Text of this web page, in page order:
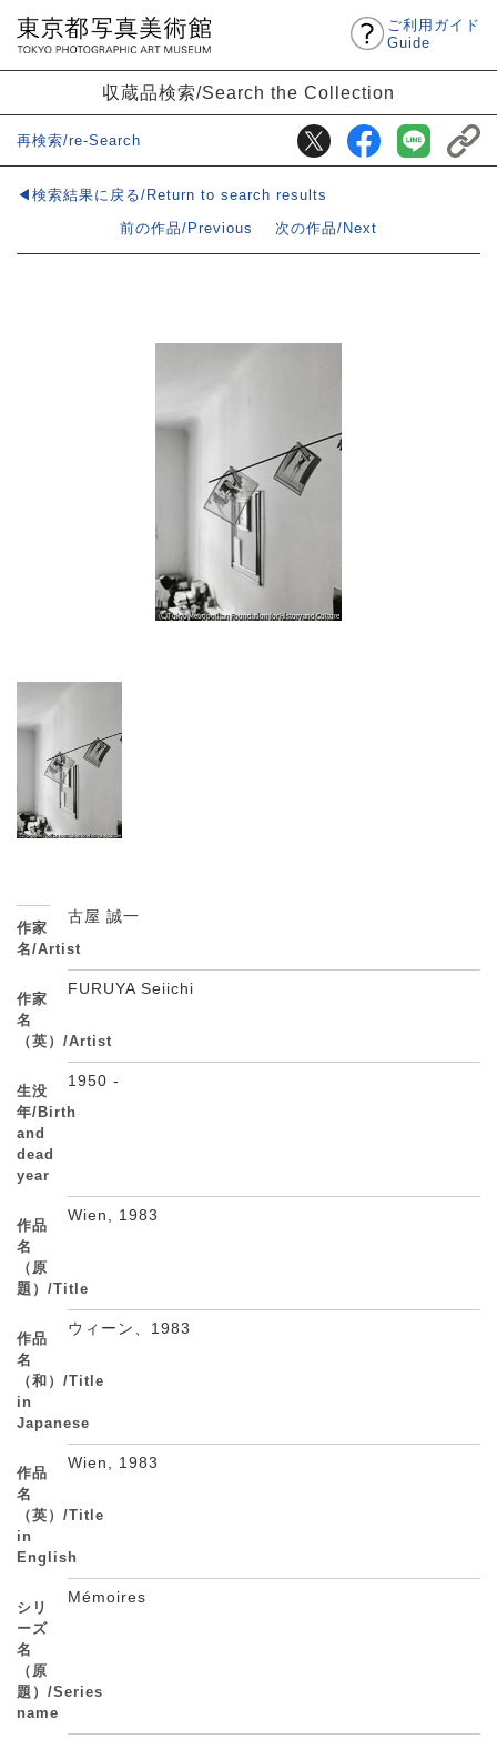
ご利用ガイド
Guide
収蔵品検索/Search the Collection
再検索/re-Search
◀検索結果に戻る/Return to search results
前の作品/Previous
次の作品/Next
作家
名/Artist
古屋 誠一
作家
名
（英）/Artist
FURUYA Seiichi
生没
年/Birth
and
dead
year
1950 -
作品
名
（原
題）/Title
Wien, 1983
作品
名
（和）/Title
in
Japanese
ウィーン、1983
作品
名
（英）/Title
in
English
Wien, 1983
シリ
ーズ
名
（原
題）/Series
name
Mémoires